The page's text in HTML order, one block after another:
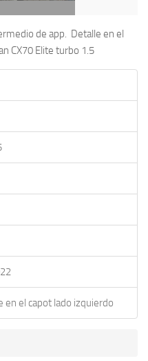
de app. Detalle en el
CX70 Elite turbo 1.5
en el capot lado izquierdo